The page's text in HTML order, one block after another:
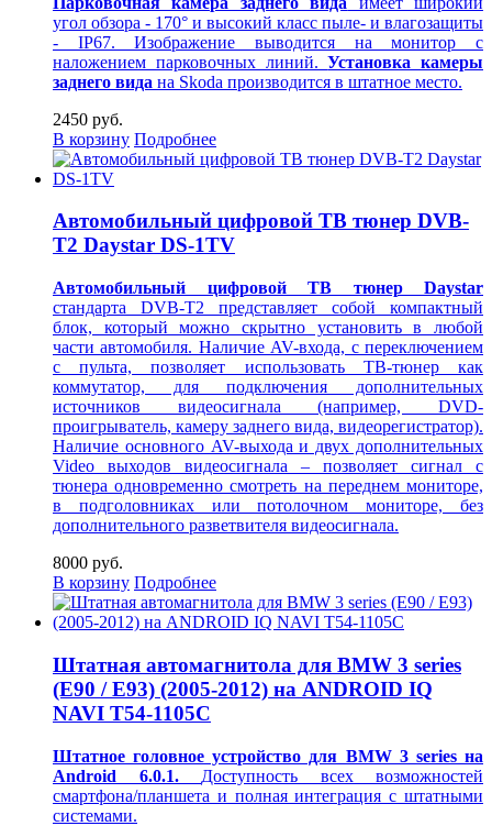
угол обзора - 170° и высокий класс пыле- и влагозащиты
- IP67. Изображение выводится на монитор с
наложением парковочных линий.Установка камеры
заднего вида на Skoda производится в штатное место.
2450 руб.
В корзину Подробнее
Автомобильный цифровой ТВ тюнер DVB-
T2 Daystar DS-1TV
Автомобильный цифровой ТВ тюнер Daystar
стандарта DVB-T2 представляет собой компактный
блок, который можно скрытно установить в любой
части автомобиля. Наличие AV-входа, с переключением
с пульта, позволяет использовать ТВ-тюнер как
коммутатор, для подключения дополнительных
источников видеосигнала (например, DVD-
проигрыватель, камеру заднего вида, видеорегистратор).
Наличие основного AV-выхода и двух дополнительных
Video выходов видеосигнала – позволяет сигнал с
тюнера одновременно смотреть на переднем мониторе,
в подголовниках или потолочном мониторе, без
дополнительного разветвителя видеосигнала.
8000 руб.
В корзину Подробнее
Штатная автомагнитола для BMW 3 series
(E90 / E93) (2005-2012) на ANDROID IQ
NAVI T54-1105C
Штатное головное устройство для BMW 3 series на
Android 6.0.1. Доступность всех возможностей
смартфона/планшета и полная интеграция с штатными
системами.